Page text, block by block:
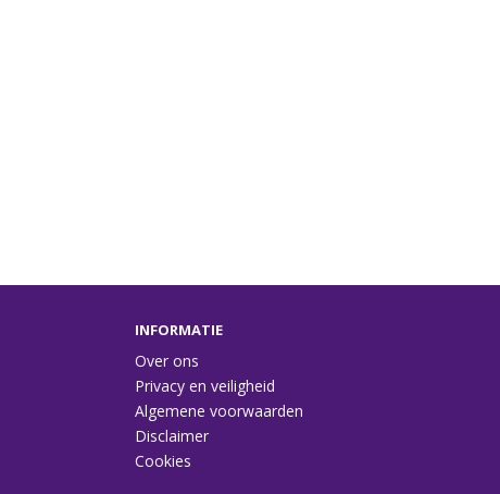
INFORMATIE
Over ons
Privacy en veiligheid
Algemene voorwaarden
Disclaimer
Cookies